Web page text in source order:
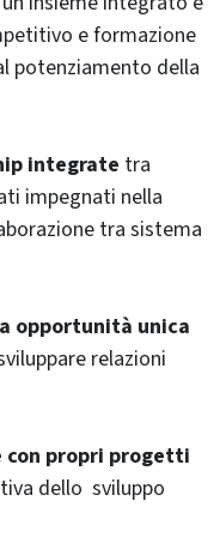
e formazione
potenziamento della
integrate tra
impegnati nella
tra sistema
opportunità unica
relazioni
propri progetti
dello sviluppo